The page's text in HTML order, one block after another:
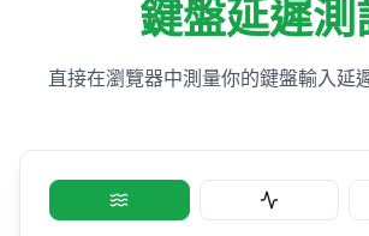
鍵盤延遲測
直接在瀏覽器中測量你的鍵盤輸入延